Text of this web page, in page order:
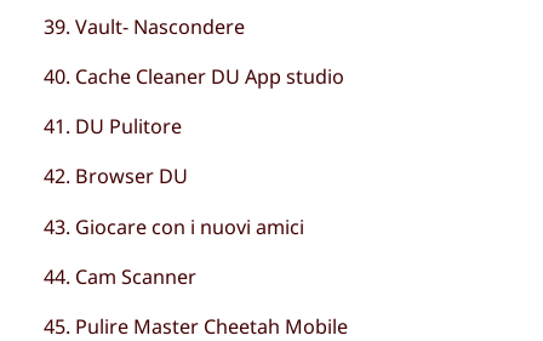
Vault- Nascondere
Cache Cleaner DU App studio
DU Pulitore
Browser DU
Giocare con i nuovi amici
Cam Scanner
Pulire Master Cheetah Mobile